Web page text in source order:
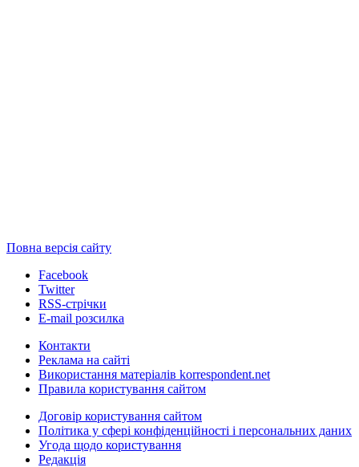
Повна версія сайту
Facebook
Twitter
RSS-стрічки
E-mail розсилка
Контакти
Реклама на сайті
Використання матеріалів korrespondent.net
Правила користування сайтом
Договір користування сайтом
Політика у сфері конфіденційності і персональних даних
Угода щодо користування
Редакція